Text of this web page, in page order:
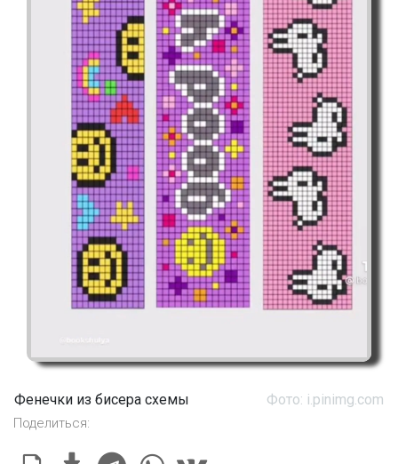
Фенечки из бисера схемы Фото: i.pinimg.com
Поделиться: